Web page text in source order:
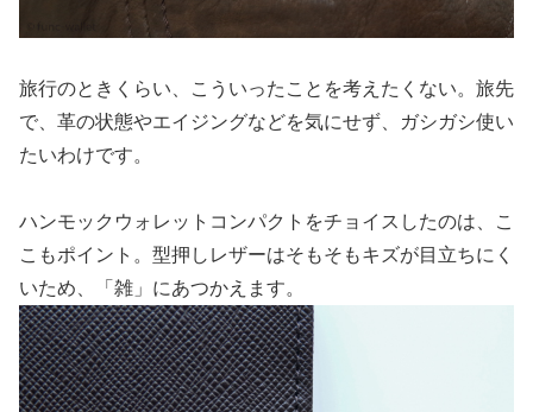
旅行のときくらい、こういったことを考えたくない。旅先
で、革の状態やエイジングなどを気にせず、ガシガシ使い
たいわけです。
ハンモックウォレットコンパクトをチョイスしたのは、こ
こもポイント。型押しレザーはそもそもキズが目立ちにく
いため、「雑」にあつかえます。